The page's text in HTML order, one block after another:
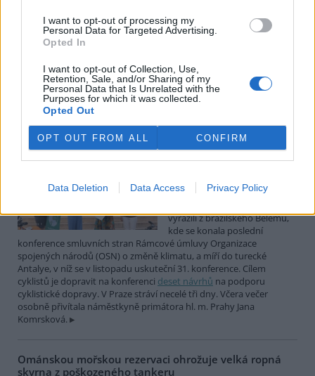
I want to opt-out of processing my
Personal Data for Targeted Advertising.
Opted In
I want to opt-out of Collection, Use,
Retention, Sale, and/or Sharing of my
Personal Data that Is Unrelated with the
Purposes for which it was collected.
Opted Out
OPT OUT FROM ALL CONFIRM
Data Deletion Data Access Privacy Policy
krátkou lebkou a zploštělým
čumákem, jako jsou například mopsi nebo buldočci, starší jedinci a
zvířata se srdečním onemocněním. Jejich majitelé pro ně
dehydrataci nebo kolapsu. ČTK to sdělila viceprezidentka Komory
veterinárních lékařů ČR Kateřina Valdhans.
Do Prahy dorazili jezdci cyklistické štafety, míří na
konferenci o klimatu
Do Prahy dnes dorazili jezdci
mezinárodní cyklistické štafety
vyrazili z brazilského Belému,
kde se konala poslední
konference smluvních stran Rámcové úmluvy Organizace
spojených národů (OSN) o změně klimatu, a míří do turecké
Antalye, v níž se v listopadu uskuteční 31. konference. Cílem
cyklistů je dopravit na konferenci deset návrhů na podporu
cyklistické dopravy. V Praze stráví necelé tři dny. Včera večer
osobně přivítala náměstkyně primátora hl. m. Prahy Jana
Komrsková.
Ománskou mořskou rezervaci ohrožuje velká ropná
skvrna z poškozeného tankeru